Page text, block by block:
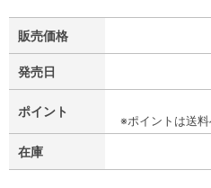
販売価格
発売日
ポイント
※ポイントは送料
在庫